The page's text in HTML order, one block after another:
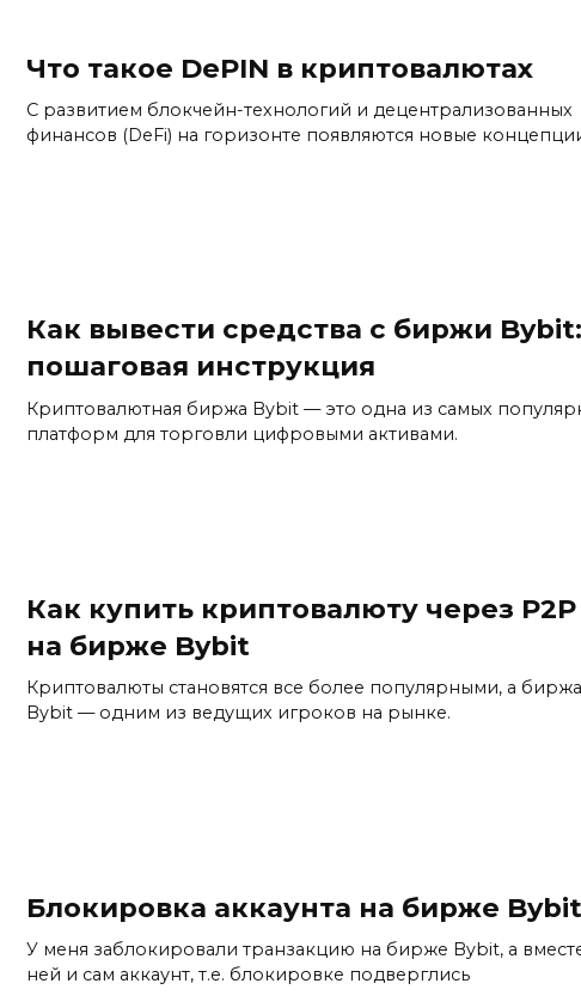
Что такое DePIN в криптовалютах
С развитием блокчейн-технологий и децентрализованных
финансов (DeFi) на горизонте появляются новые
Как вывести средства с биржи Bybit:
пошаговая инструкция
Криптовалютная биржа Bybit — это одна из самых
платформ для торговли цифровыми активами.
Как купить криптовалюту через P2P
на бирже Bybit
Криптовалюты становятся все более популярными, а биржа
Bybit — одним из ведущих игроков на рынке.
Блокировка аккаунта на бирже Bybit
У меня заблокировали транзакцию на бирже Bybit, а
ней и сам аккаунт, т.е. блокировке подверглись